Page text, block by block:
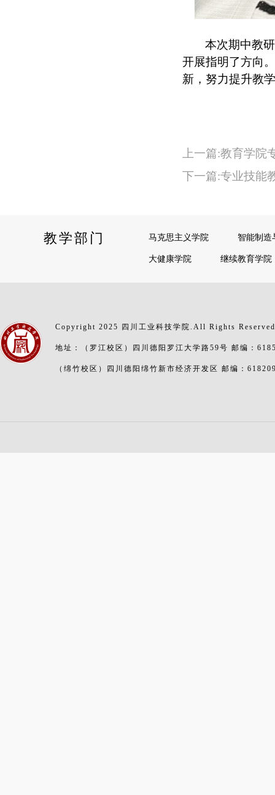
本次期中教
开展指明了方向
新，努力提升教
上一篇:教育学
下一篇:专业技能
教学部门 马克思主义学院
智能制造
大健康学院
继续教育学院
Copyright 2025 四川工业科技学院.All Rights
地址：（罗江校区）四川德阳罗江大学路59号 邮编：
（绵竹校区）四川德阳绵竹新市经济开发区 邮编：